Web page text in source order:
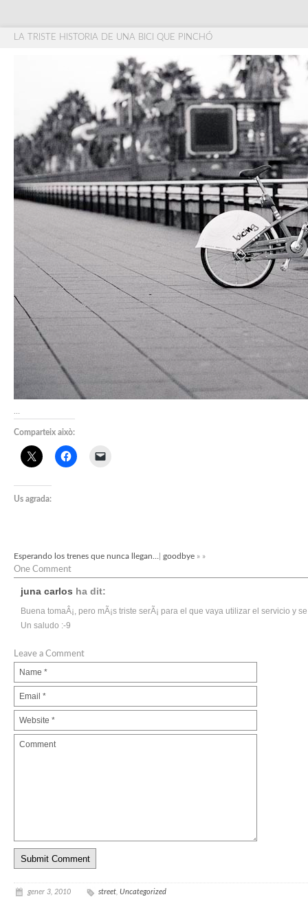
LA TRISTE HISTORIA DE UNA BICI QUE PINCHÓ
Comparteix això:
Us agrada:
Esperando los trenes que nunca llegan… goodbye » »
One Comment
juna carlos ha dit:
Buena tomaÂ¡, pero mÃ¡s triste serÃ¡ para el que vaya utilizar el servicio y
Un saludo :-9
Leave a Comment
gener 3, 2010 street Uncategorized